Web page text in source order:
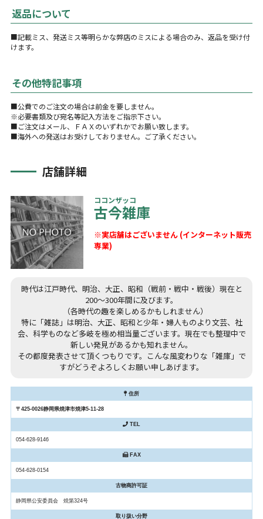
返品について
■記載ミス、発送ミス等明らかな弊店のミスによる場合のみ、返品を受け付
けます。
その他特記事項
■公費でのご注文の場合は前金を要しません。
※必要書類及び宛名等記入方法をご指示下さい。
■ご注文はメール、ＦＡＸのいずれかでお願い致します。
■海外への発送はお受けしておりません。ご了承ください。
店舗詳細
ココンザッコ
古今雑庫
※実店舗はございません (インターネット販売
専業)
時代は江戸時代、明治、大正、昭和（戦前・戦中・戦後）現在と
200～300年間に及びます。
（各時代の趣を楽しめるかもしれません）
特に「雑誌」は明治、大正、昭和と少年・婦人ものより文芸、社
会、科学ものなど多岐を極め相当量ございます。現在でも整理中で
新しい発見があるかも知れません。
その都度発表させて頂くつもりです。こんな風変わりな「雑庫」で
すがどうぞよろしくお願い申しあげます。
住所
〒425-0026静岡県焼津市焼津5-11-28
TEL
054-628-9146
FAX
054-628-0154
古物商許可証
静岡県公安委員会 焼第324号
取り扱い分野